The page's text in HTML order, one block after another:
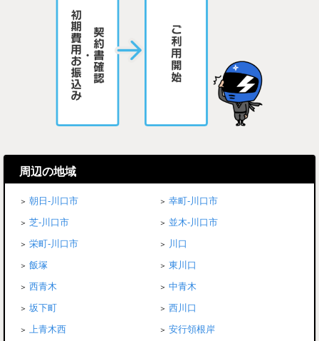
周辺の地域
朝日-川口市
幸町-川口市
芝-川口市
並木-川口市
栄町-川口市
川口
飯塚
東川口
西青木
中青木
坂下町
西川口
上青木西
安行領根岸